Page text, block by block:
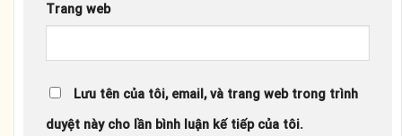
Trang web
Lưu tên của tôi, email, và trang web trong trình
duyệt này cho lần bình luận kế tiếp của tôi.